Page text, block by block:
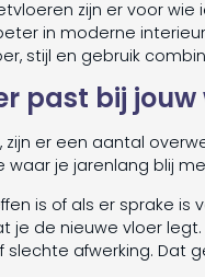
zijn er voor
in moderne
stijl en gebruik
past bij
zijn er een aantal
je jarenlang blij
is of als er sprake
je de nieuwe vloer
afwerking. Dat